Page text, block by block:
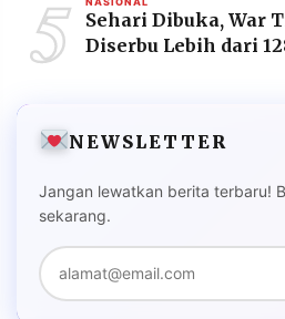
5
Sehari Dibuka, War
Diserbu Lebih dari
NEWSLETTER
Jangan lewatkan berita terbaru!
sekarang.